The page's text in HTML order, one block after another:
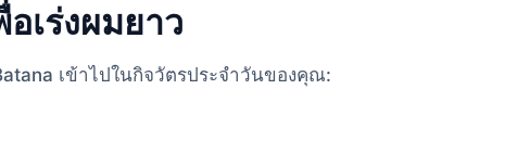
เร่งผมยาว
เข้าไปในกิจวัตรประจำวันของคุณ: